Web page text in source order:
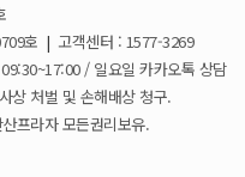
나요?
게 하나요?
호 | 고객센터 : 1577-3269
/ 일요일 카카오톡 상담
상 처벌 및 손해배상 청구.
프라자 모든권리보유.